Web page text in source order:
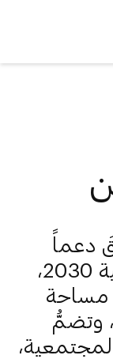
دعماً
لاستراتيجية أبوظبي السياحية 2030،
مساحة
مربع، وتضمُّ